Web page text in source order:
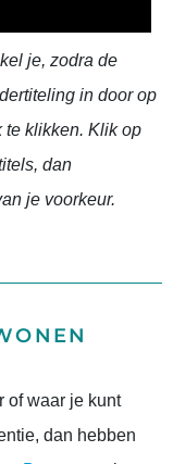
je, zodra de
in door op
te klikken. Klik op
dan
je voorkeur.
of waar je kunt
dan hebben